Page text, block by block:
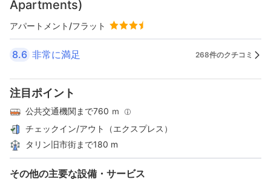
Apartments)
アパートメント/フラット
8.6 非常に満足 268件のクチコミ
注目ポイント
公共交通機関まで760 ｍ
チェックイン/アウト（エクスプレス）
タリン旧市街まで180 m
その他の主要な設備・サービス